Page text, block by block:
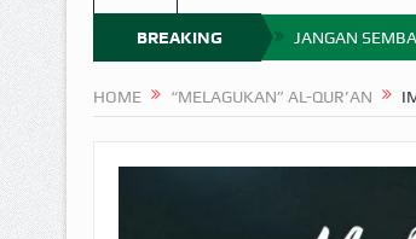
BREAKING
NEWS
JANGAN
HOME “MELAGUKAN” AL-QUR’AN